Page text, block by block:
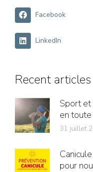
Facebook
LinkedIn
Recent articles
Sport et
en toute
31 juillet
pour